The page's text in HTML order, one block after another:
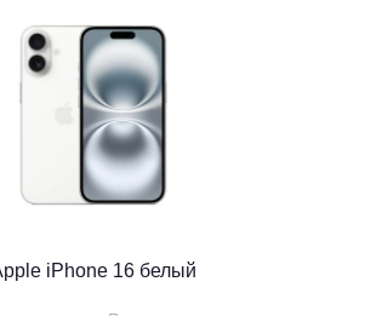
iPhone 16 белый